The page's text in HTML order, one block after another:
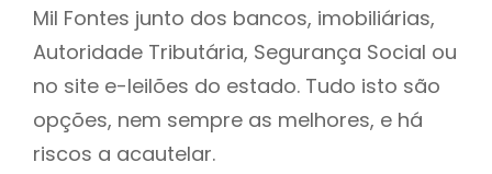
Mil Fontes junto dos bancos, imobiliárias,
Autoridade Tributária, Segurança Social ou
no site e-leilões do estado. Tudo isto são
opções, nem sempre as melhores, e há
riscos a acautelar.